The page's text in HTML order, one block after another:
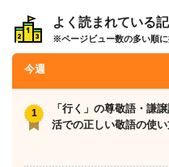
よく読まれている
※ページビュー数の多い順
今週
「行く」の尊敬語・謙
活での正しい敬語の使い